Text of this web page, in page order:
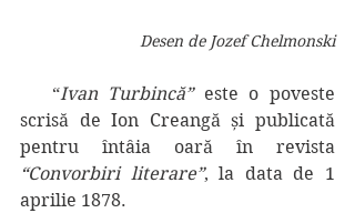
Desen de Jozef Chelmonski
   “
Ivan Turbincă” este o poveste
scrisă de Ion Creangă și publicată
“Convorbiri literare”, la data de 1
aprilie 1878.